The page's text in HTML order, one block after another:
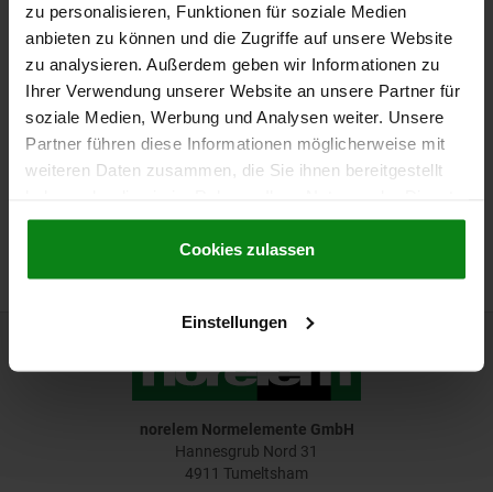
zu personalisieren, Funktionen für soziale Medien
anbieten zu können und die Zugriffe auf unsere Website
zu analysieren. Außerdem geben wir Informationen zu
Ihrer Verwendung unserer Website an unsere Partner für
soziale Medien, Werbung und Analysen weiter. Unsere
Partner führen diese Informationen möglicherweise mit
weiteren Daten zusammen, die Sie ihnen bereitgestellt
gesammelt haben.Cookie Richtlinien
Datenschutz|AGB
Cookies zulassen
Einstellungen
now
Be the first to receive news about our products and
norelem Normelemente GmbH
Hannesgrub Nord 31
4911 Tumeltsham